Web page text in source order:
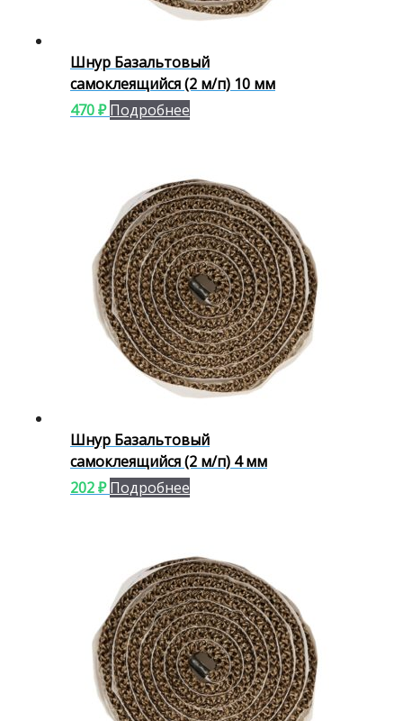
Шнур Базальтовый
самоклеящийся (2 м/п) 10 мм
470₽ Подробнее
Шнур Базальтовый
самоклеящийся (2 м/п) 4 мм
202₽ Подробнее